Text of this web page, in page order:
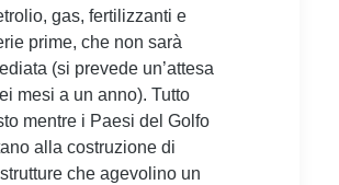
gas, fertilizzanti e
prime, che non sarà
(si prevede un’attesa
mesi a un anno). Tutto
mentre i Paesi del Golfo
alla costruzione di
che agevolino un